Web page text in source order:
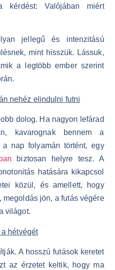
kérdést: Valójában miért
jellegű és intenzitású
mint hisszük. Lássuk,
a legtöbb ember szerint
nehéz elindulni futni
dolog. Ha nagyon lefárad
kavarognak bennem a
nap folyamán történt, egy
biztosan helyre tesz. A
hatására kikapcsol
közül, és amellett, hogy
megoldás jön, a futás végére
világot.
hétvégét
A hosszú futások keretet
az érzetet keltik, hogy ma